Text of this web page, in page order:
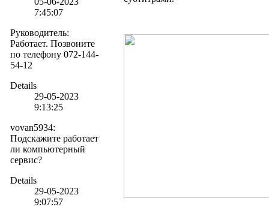
7:45:07
Руководитель:
Работает. Позвоните
по телефону 072-144-
54-12
Details
29-05-2023
9:13:25
vovan5934:
Подскажите работает
ли компьютерный
сервис?
Details
29-05-2023
9:07:57